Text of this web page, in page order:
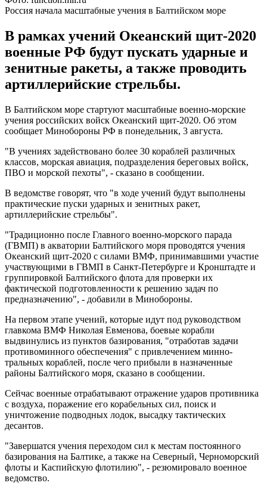
Россия начала масштабные учения в Балтийском море
В рамках учений Океанский щит-2020
военные РФ будут пускать ударные и
зенитные ракеты, а также проводить
артиллерийские стрельбы.
В Балтийском море стартуют масштабные военно-морские
учения российских войск Океанский щит-2020. Об этом
сообщает Минобороны РФ в понедельник, 3 августа.
"В учениях задействовано более 30 кораблей различных
классов, морская авиация, подразделения береговых войск,
ПВО и морской пехоты", - сказано в сообщении.
В ведомстве говорят, что "в ходе учений будут выполнены
практические пуски ударных и зенитных ракет,
артиллерийские стрельбы".
"Традиционно после Главного военно-морского парада
(ГВМП) в акватории Балтийского моря проводятся учения
Океанский щит-2020 с силами ВМФ, принимавшими участие
участвующими в ГВМП в Санкт-Петербурге и Кронштадте и
группировкой Балтийского флота для проверки их
фактической подготовленности к решению задач по
предназначению", - добавили в Минобороны.
На первом этапе учений, которые идут под руководством
главкома ВМФ Николая Евменова, боевые корабли
выдвинулись из пунктов базирования, "отработав задачи
противоминного обеспечения" с привлечением минно-
тральных кораблей, после чего прибыли в назначенные
районы Балтийского моря, сказано в сообщении.
Сейчас военные отрабатывают отражение ударов противника
с воздуха, поражение его корабельных сил, поиск и
уничтожение подводных лодок, высадку тактических
десантов.
"Завершатся учения переходом сил к местам постоянного
базирования на Балтике, а также на Северный, Черноморский
флоты и Каспийскую флотилию", - резюмировало военное
ведомство.